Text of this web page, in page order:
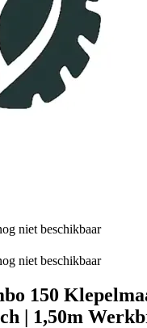
niet beschikbaar
niet beschikbaar
150
| 1,50m